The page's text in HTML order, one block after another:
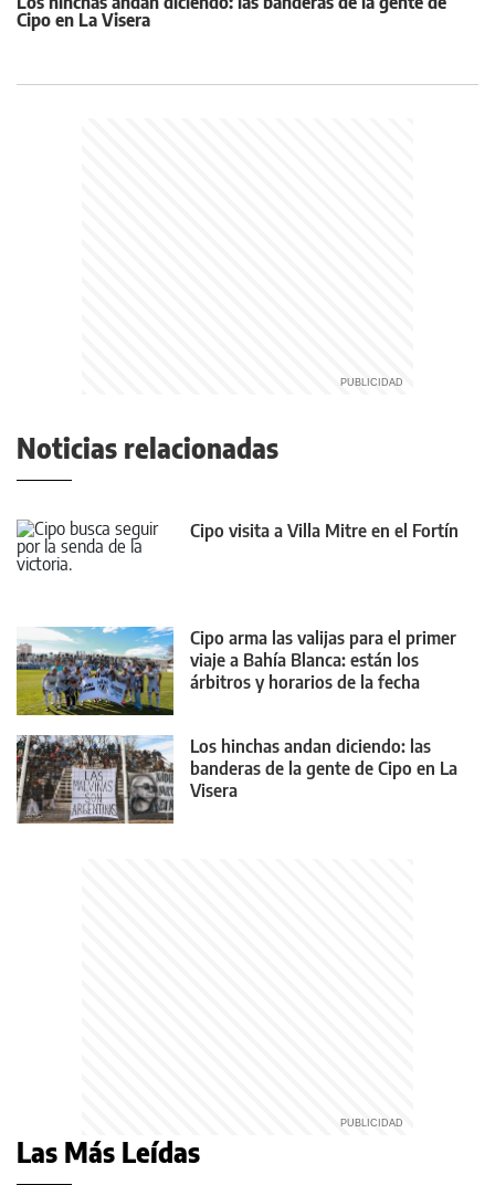
Cipo en La Visera
Noticias relacionadas
Cipo visita a Villa Mitre en el Fortín
Cipo arma las valijas para el primer
viaje a Bahía Blanca: están los
árbitros y horarios de la fecha
Los hinchas andan diciendo: las
banderas de la gente de Cipo en La
Visera
Las Más Leídas